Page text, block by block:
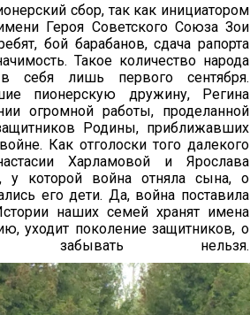
сбор, так как инициатором
Героя Советского Союза Зои
бой барабанов, сдача рапорта
Такое количество народа
себя лишь первого сентября.
пионерскую дружину, Регина
огромной работы, проделанной
Родины, приближавших
Как отголоски того далекого
Харламовой и Ярослава
у которой война отняла сына, о
его дети. Да, война поставила
наших семей хранят имена
уходит поколение защитников, о
забывать нельзя.